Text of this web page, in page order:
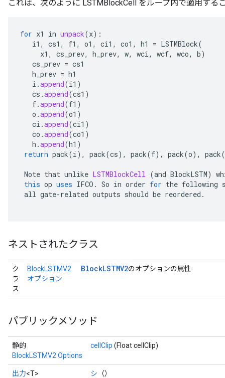
これは、次のように LSTMBlockCell をループ内で適用する
for x1 in unpack(x):
i1 , cs1 , f1 , o1 , ci1 , co1 , h1 = LSTMBlock(
x1 , cs_prev, h_prev, w, wci, wcf, wco, b)
cs_prev = cs1
h_prev = h1
i .append(i1 )
cs .append(cs1 )
f.append(f1 )
o .append(o1 )
ci .append(ci1 )
co .append(co1 )
h .append(h1 )
return pack(i), pack(cs), pack(f), pack(o), pack(
Note that unlike LSTMBlockCell (and BlockLSTM)
this op uses IFCO . So in order for the following
all gate-related outputs should be reordered .
ネストされたクラス
ク
ラ
ス
BlockLSTMV2.
オプション
BlockLSTMV2のオプションの属性
パブリックメソッド
静的
BlockLSTMV2.Options
cellClip (Float cellClip)
出力<T> シ （）